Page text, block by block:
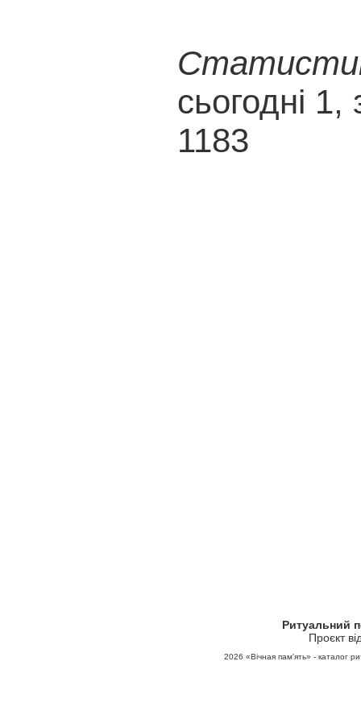
сьогодні 1,
1183
Ритуальний
Проєкт
2026 «Вічная пам'ять» - каталог